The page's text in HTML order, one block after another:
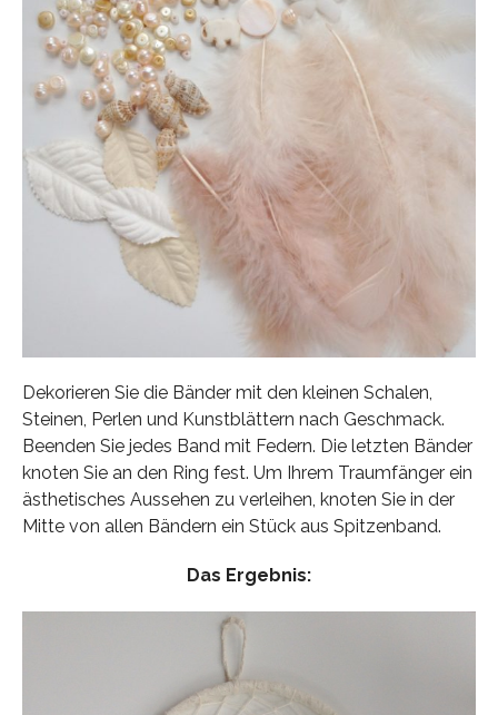
Dekorieren Sie die Bänder mit den kleinen Schalen,
Steinen, Perlen und Kunstblättern nach Geschmack.
Beenden Sie jedes Band mit Federn. Die letzten Bänder
knoten Sie an den Ring fest. Um Ihrem Traumfänger ein
ästhetisches Aussehen zu verleihen, knoten Sie in der
Mitte von allen Bändern ein Stück aus Spitzenband.
Das Ergebnis: